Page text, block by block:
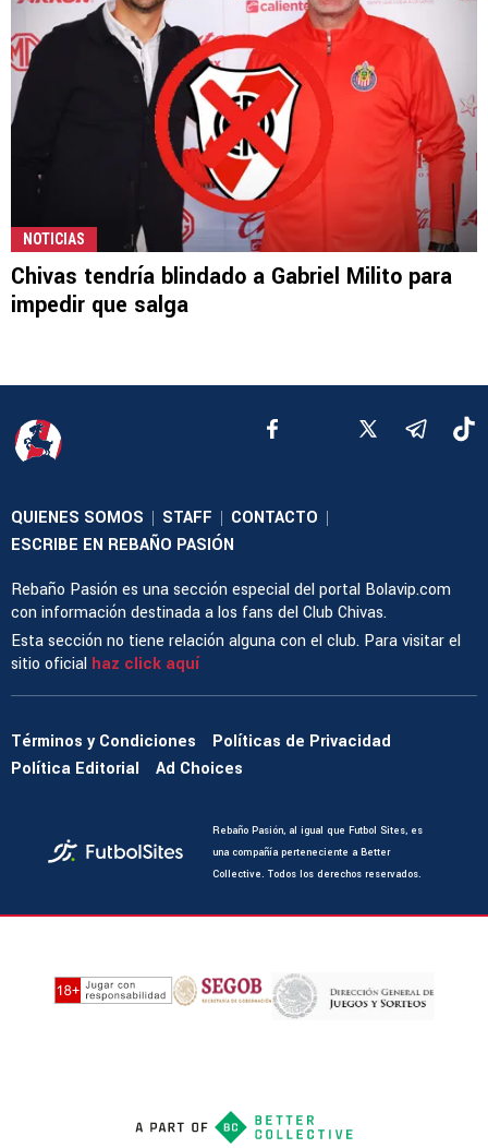
NOTICIAS
Chivas tendría blindado a Gabriel Milito para
impedir que salga
QUIENES SOMOS | STAFF | CONTACTO |
ESCRIBE EN REBAÑO PASIÓN
Rebaño Pasión es una sección especial del portal Bolavip.com
con información destinada a los fans del Club Chivas.
Esta sección no tiene relación alguna con el club. Para visitar el
sitio oficial haz click aquí
Términos y Condiciones
Políticas de Privacidad
Política Editorial
Ad Choices
Rebaño Pasión, al igual que Futbol Sites, es
una compañía perteneciente a Better
Collective. Todos los derechos reservados.